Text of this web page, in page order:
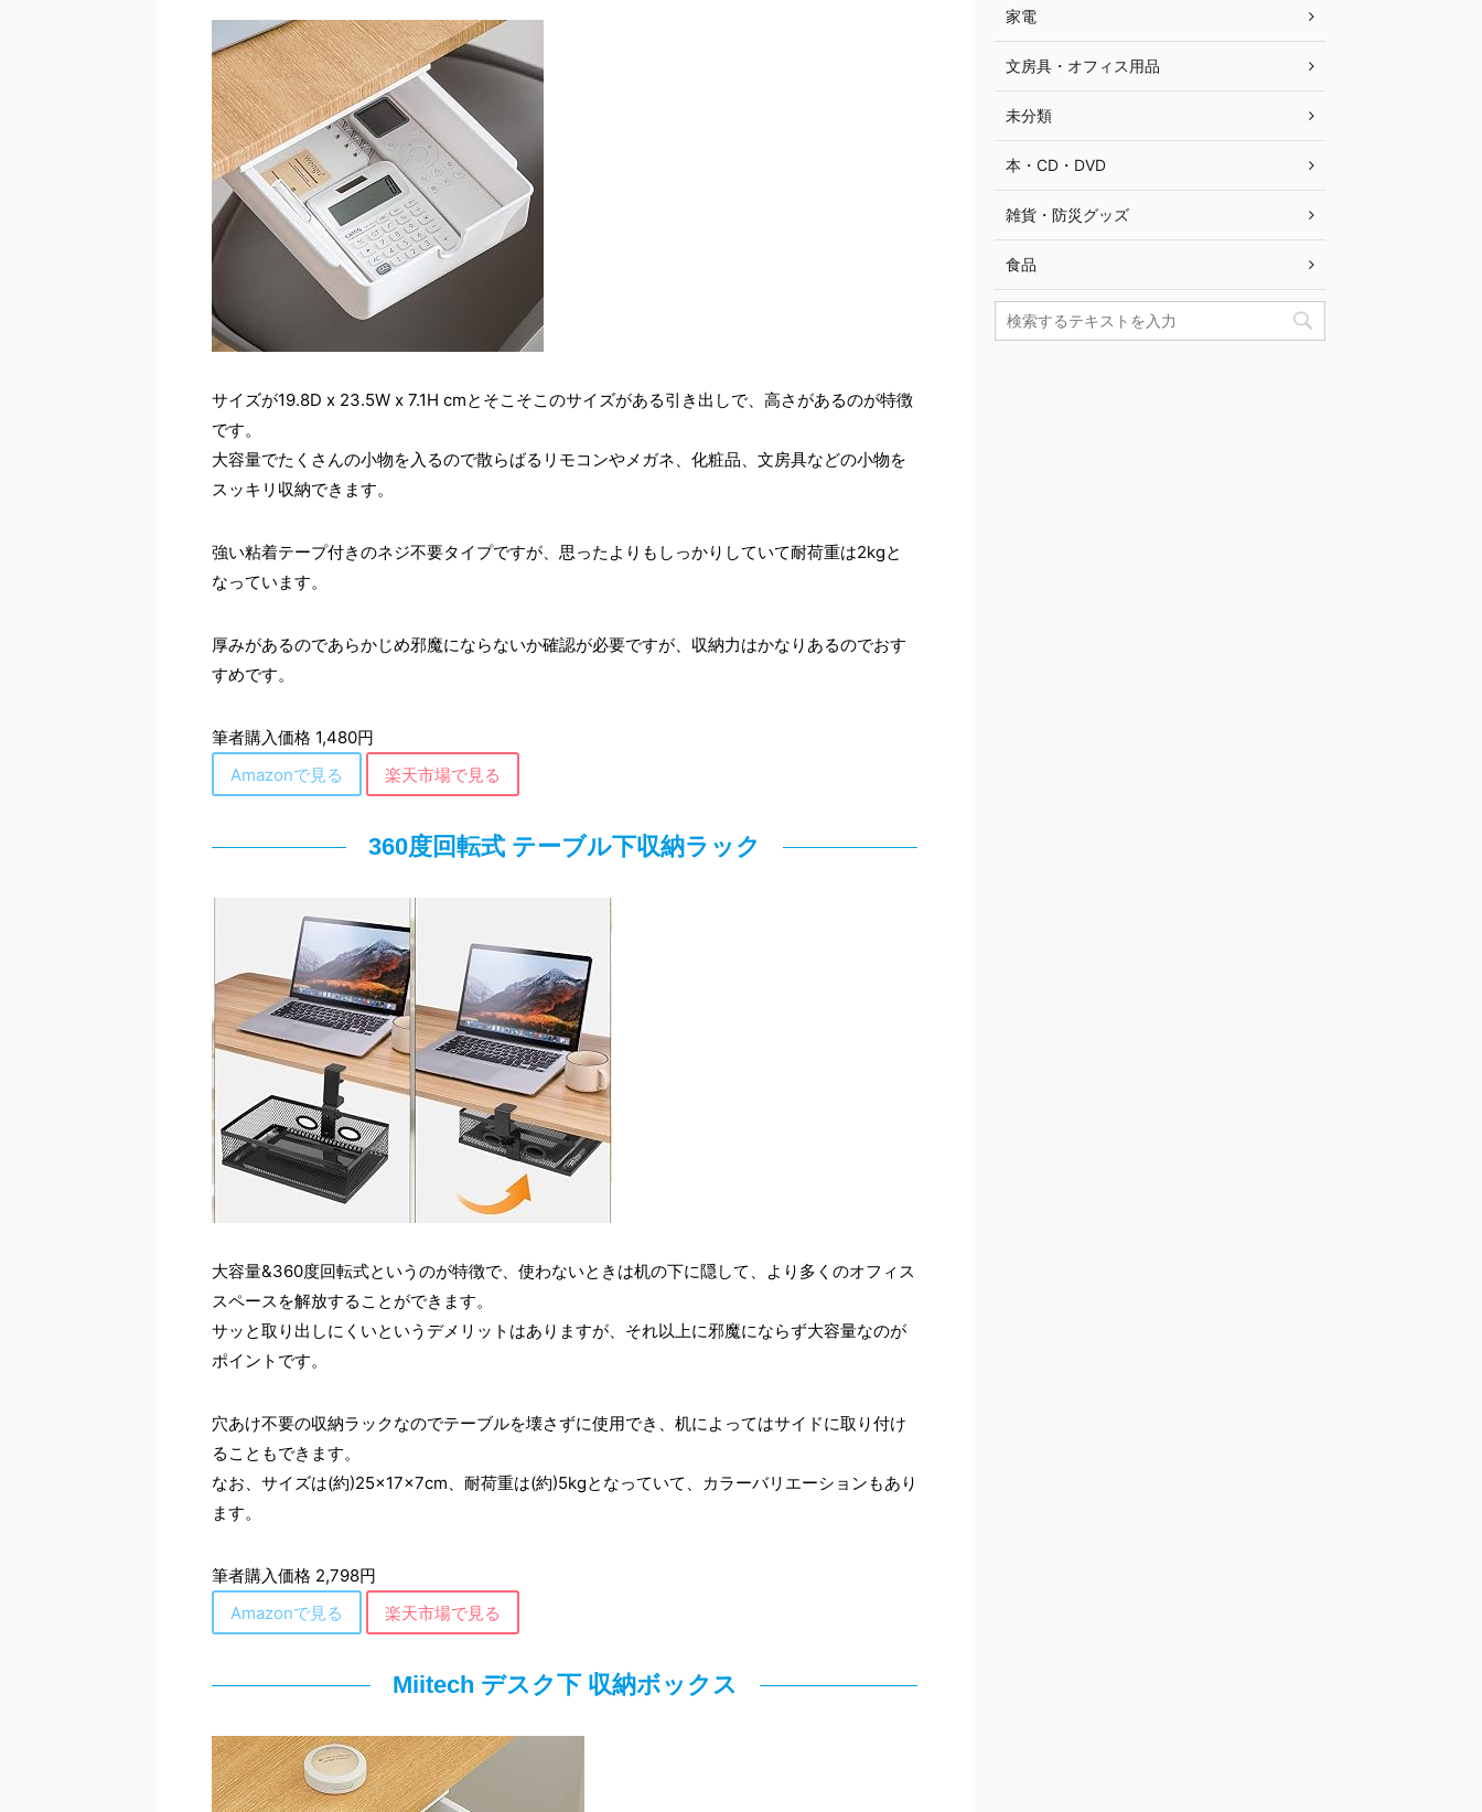
サイズが19.8D x 23.5W x 7.1H cmとそこそこのサイズがある引き出しで、高さがあるのが特徴
です。
大容量でたくさんの小物を入るので散らばるリモコンやメガネ、化粧品、文房具などの小物を
スッキリ収納できます。
強い粘着テープ付きのネジ不要タイプですが、思ったよりもしっかりしていて耐荷重は2kgと
なっています。
厚みがあるのであらかじめ邪魔にならないか確認が必要ですが、収納力はかなりあるのでおす
すめです。
筆者購入価格 1,480円
Amazonで見る
楽天市場で見る
360度回転式 テーブル下収納ラック
大容量&360度回転式というのが特徴で、使わないときは机の下に隠して、より多くのオフィス
スペースを解放することができます。
サッと取り出しにくいというデメリットはありますが、それ以上に邪魔にならず大容量なのが
ポイントです。
穴あけ不要の収納ラックなのでテーブルを壊さずに使用でき、机によってはサイドに取り付け
ることもできます。
なお、サイズは(約)25×17×7cm、耐荷重は(約)5kgとなっていて、カラーバリエーションもあり
ます。
筆者購入価格 2,798円
Amazonで見る
楽天市場で見る
Miitech デスク下 収納ボックス
家電
文房具・オフィス用品
未分類
本・CD・DVD
雑貨・防災グッズ
食品